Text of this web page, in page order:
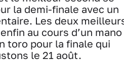
la demi-finale avec un
Les deux
au cours d’un mano
toro pour la finale qui
le 21 août.